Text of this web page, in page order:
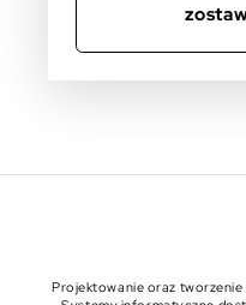
Projektowanie oraz